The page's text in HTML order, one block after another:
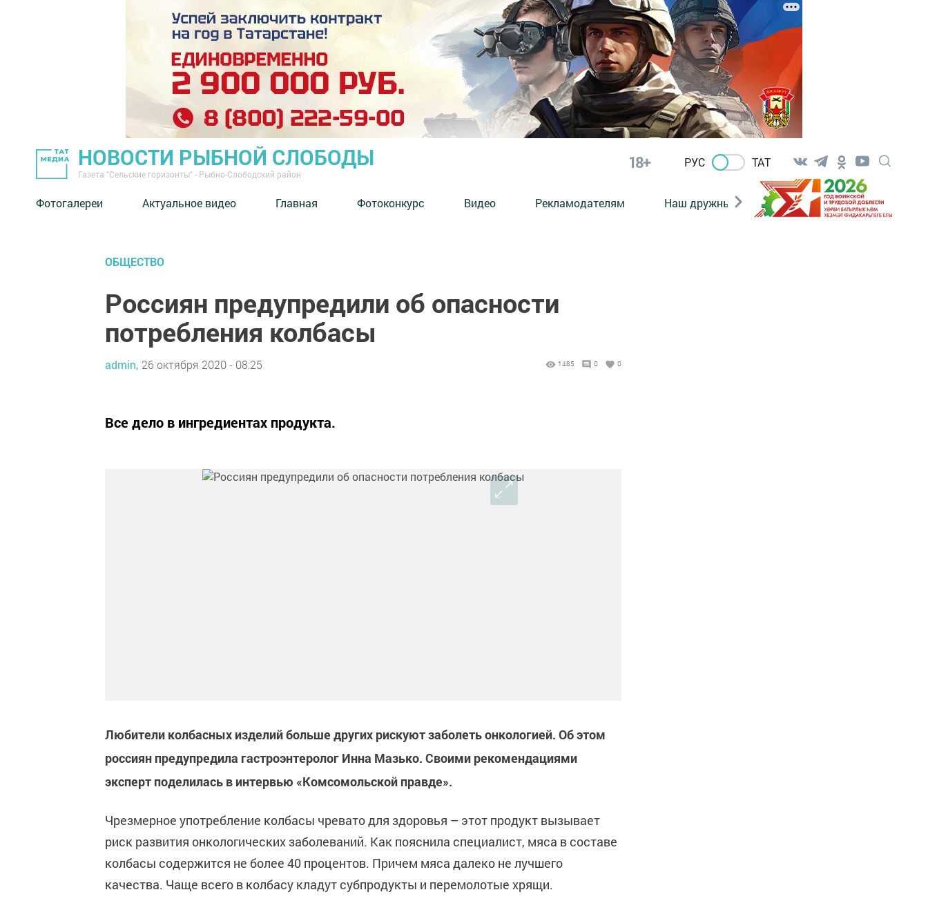
НОВОСТИ РЫБНОЙ СЛОБОДЫ
Газета "Сельские горизонты" - Рыбно-Слободский район
18+ РУС ТАТ
Фотогалереи Актуальное видео Главная Фотоконкурс Видео Рекламодателям Наш дружный коллектив Документы
ОБЩЕСТВО
Россиян предупредили об опасности
потребления колбасы
admin, 26 октября 2020 - 08:25 1485 0 0
Все дело в ингредиентах продукта.
Любители колбасных изделий больше других рискуют заболеть онкологией. Об этом
россиян предупредила гастроэнтеролог Инна Мазько. Своими рекомендациями
эксперт поделилась в интервью «Комсомольской правде».
Чрезмерное употребление колбасы чревато для здоровья – этот продукт вызывает
риск развития онкологических заболеваний. Как пояснила специалист, мяса в составе
колбасы содержится не более 40 процентов. Причем мяса далеко не лучшего
качества. Чаще всего в колбасу кладут субпродукты и перемолотые хрящи.